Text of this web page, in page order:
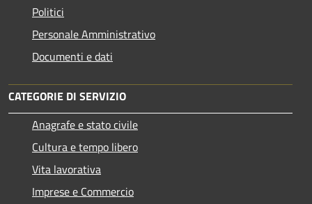
Politici
Personale Amministrativo
Documenti e dati
CATEGORIE DI SERVIZIO
Anagrafe e stato civile
Cultura e tempo libero
Vita lavorativa
Imprese e Commercio